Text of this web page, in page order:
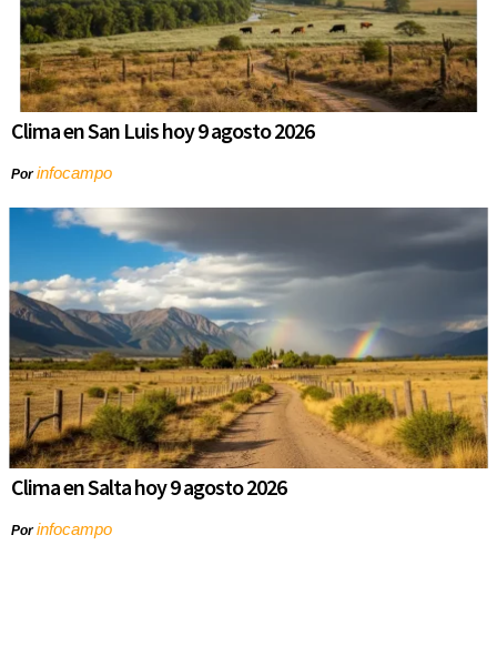
Clima en San Luis hoy 9 agosto 2026
Porinfocampo
Clima en Salta hoy 9 agosto 2026
Porinfocampo